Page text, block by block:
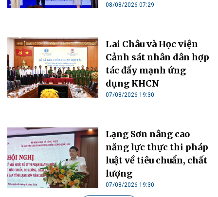
08/08/2026 07:29
Lai Châu và Học viện
Cảnh sát nhân dân hợp
tác đẩy mạnh ứng
dụng KHCN
07/08/2026 19:30
Lạng Sơn nâng cao
năng lực thực thi pháp
luật về tiêu chuẩn, chất
lượng
07/08/2026 19:30